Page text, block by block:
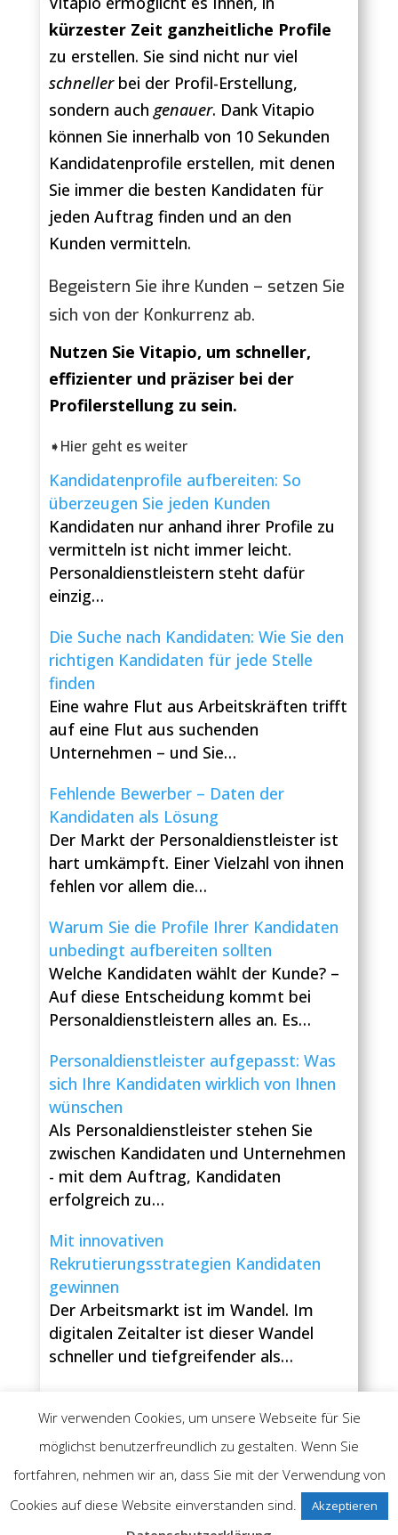
kürzester Zeit ganzheitliche Profile
zu erstellen. Sie sind nicht nur viel
schnellerbei der Profil-Erstellung,
sondern auch genauer. Dank Vitapio
können Sie innerhalb von 10 Sekunden
Kandidatenprofile erstellen, mit denen
Sie immer die besten Kandidaten für
jeden Auftrag finden und an den
Kunden vermitteln.
Begeistern Sie ihre Kunden – setzen Sie
sich von der Konkurrenz ab.
Nutzen Sie Vitapio, um schneller,
effizienter und präziser bei der
Profilerstellung zu sein.
➧Hier geht es weiter
Kandidatenprofile aufbereiten: So
überzeugen Sie jeden Kunden
Kandidaten nur anhand ihrer Profile zu
vermitteln ist nicht immer leicht.
Personaldienstleistern steht dafür
einzig…
Die Suche nach Kandidaten: Wie Sie den
richtigen Kandidaten für jede Stelle
finden
Eine wahre Flut aus Arbeitskräften trifft
auf eine Flut aus suchenden
Unternehmen – und Sie…
Fehlende Bewerber – Daten der
Kandidaten als Lösung
Der Markt der Personaldienstleister ist
hart umkämpft. Einer Vielzahl von ihnen
fehlen vor allem die…
Warum Sie die Profile Ihrer Kandidaten
unbedingt aufbereiten sollten
Welche Kandidaten wählt der Kunde? –
Auf diese Entscheidung kommt bei
Personaldienstleistern alles an. Es…
Personaldienstleister aufgepasst: Was
sich Ihre Kandidaten wirklich von Ihnen
wünschen
Als Personaldienstleister stehen Sie
zwischen Kandidaten und Unternehmen
- mit dem Auftrag, Kandidaten
erfolgreich zu…
Mit innovativen
Rekrutierungsstrategien Kandidaten
gewinnen
Der Arbeitsmarkt ist im Wandel. Im
digitalen Zeitalter ist dieser Wandel
schneller und tiefgreifender als…
Impressum
Datenschutzerklärung
Über uns
Wir verwenden Cookies, um unsere Webseite für Sie
möglichst benutzerfreundlich zu gestalten. Wenn Sie
fortfahren, nehmen wir an, dass Sie mit der Verwendung von
Cookies auf diese Website einverstanden sind.
Akzeptieren